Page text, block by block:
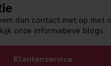
dan contact met op met
onze informatieve blogs.
Klantenservice